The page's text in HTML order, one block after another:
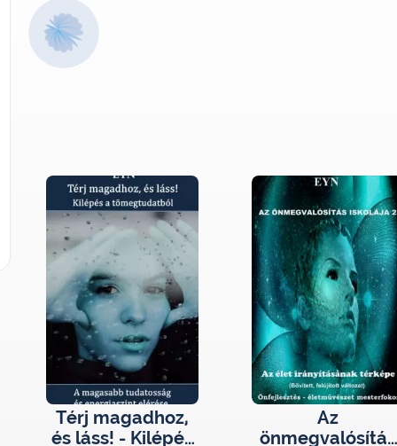
Térj magadhoz,
és láss! - Kilépés
Az
önmegvalósítás